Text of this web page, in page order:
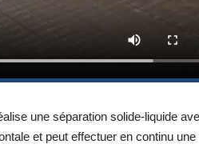
une séparation solide-liquide
et peut effectuer en continu